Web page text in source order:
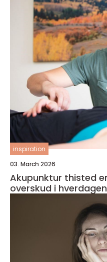
inspiration
03. March 2026
Akupunktur thisted en naturlig vej til mere
overskud i hverdagen